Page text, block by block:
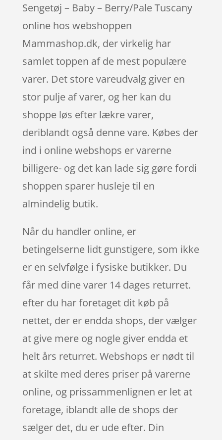
Sengetøj – Baby – Berry/Pale Tuscany
online hos webshoppen
Mammashop.dk, der virkelig har
samlet toppen af de mest populære
varer. Det store vareudvalg giver en
stor pulje af varer, og her kan du
shoppe løs efter lækre varer,
deriblandt også denne vare. Købes der
ind i online webshops er varerne
billigere- og det kan lade sig gøre fordi
shoppen sparer husleje til en
almindelig butik.
Når du handler online, er
betingelserne lidt gunstigere, som ikke
er en selvfølge i fysiske butikker. Du
får med dine varer 14 dages returret.
efter du har foretaget dit køb på
nettet, der er endda shops, der vælger
at give mere og nogle giver endda et
helt års returret. Webshops er nødt til
at skilte med deres priser på varerne
online, og prissammenlignen er let at
foretage, iblandt alle de shops der
sælger det, du er ude efter. Din